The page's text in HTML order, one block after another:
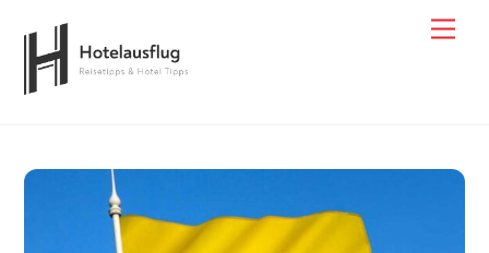
content